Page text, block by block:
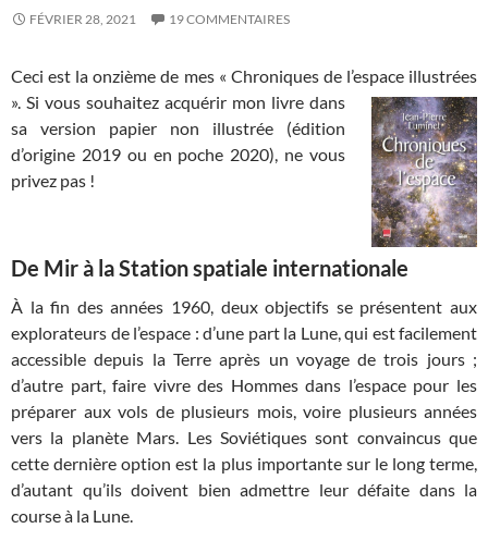
FÉVRIER 28, 2021 19 COMMENTAIRES
Ceci est la onzième de mes « Chroniques de l’espace illustrées
». Si vous souhaitez acquérir mon livre dans
sa version papier non illustrée (édition
d’origine 2019 ou en poche 2020), ne vous
privez pas !
De Mir à la Station spatiale internationale
À la fin des années 1960, deux objectifs se présentent aux
explorateurs de l’espace : d’une part la Lune, qui est facilement
accessible depuis la Terre après un voyage de trois jours ;
d’autre part, faire vivre des Hommes dans l’espace pour les
préparer aux vols de plusieurs mois, voire plusieurs années
vers la planète Mars. Les Soviétiques sont convaincus que
cette dernière option est la plus importante sur le long terme,
d’autant qu’ils doivent bien admettre leur défaite dans la
course à la Lune.